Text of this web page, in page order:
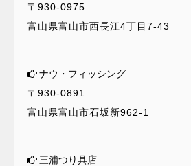
〒930-0975
富山県富山市西長江4丁目7-43
ナウ・フィッシング
〒930-0891
富山県富山市石坂新962-1
三浦つり具店